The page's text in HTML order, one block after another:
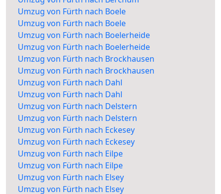
Umzug von Fürth nach Boele
Umzug von Fürth nach Boele
Umzug von Fürth nach Boelerheide
Umzug von Fürth nach Boelerheide
Umzug von Fürth nach Brockhausen
Umzug von Fürth nach Brockhausen
Umzug von Fürth nach Dahl
Umzug von Fürth nach Dahl
Umzug von Fürth nach Delstern
Umzug von Fürth nach Delstern
Umzug von Fürth nach Eckesey
Umzug von Fürth nach Eckesey
Umzug von Fürth nach Eilpe
Umzug von Fürth nach Eilpe
Umzug von Fürth nach Elsey
Umzug von Fürth nach Elsey